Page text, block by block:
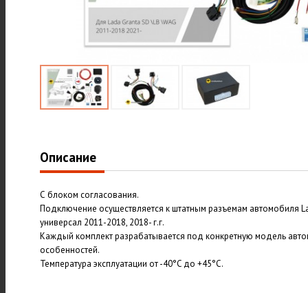
Описание
С блоком согласования.
Подключение осуществляется к штатным разъемам автомобиля
универсал 2011-2018, 2018- г.г.
Каждый комплект разрабатывается под конкретную модель
особенностей.
Температура эксплуатации от -40°C до +45°C.